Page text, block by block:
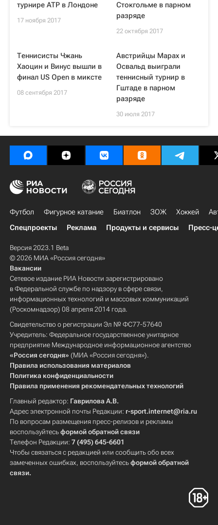
турнире ATP в Лондоне
17 ноября 2017
Стокгольме в парном
разряде
22 октября 2017
Теннисисты Чжань
Хаоцин и Винус вышли в
финал US Open в миксте
08 сентября 2017
Австрийцы Марах и
Освальд выиграли
теннисный турнир в
Гштаде в парном
разряде
30 июля 2017
Футбол Фигурное катание Биатлон ЗОЖ Хоккей
Спецпроекты
Реклама Продукты и сервисы Пресс-
Версия 2023.1 Beta
© 2026 МИА «Россия сегодня»
Вакансии
Сетевое издание РИА Новости зарегистрировано
в Федеральной службе по надзору в сфере связи,
информационных технологий и массовых коммуникаций
(Роскомнадзор) 08 апреля 2014 года.
Свидетельство о регистрации Эл № ФС77-57640
Учредитель: Федеральное государственное унитарное
предприятие Международное информационное агентство
«Россия сегодня» (МИА «Россия сегодня»).
Правила использования материалов
Политика конфиденциальности
Правила применения рекомендательных технологий
Главный редактор: Гаврилова А.В.
Адрес электронной почты Редакции: r-sport.internet@ria.ru
По вопросам размещения пресс-релизов и рекламы
воспользуйтесьформой обратной связи
Телефон Редакции: 7 (495) 645-6601
Чтобы связаться с редакцией или сообщить обо всех
замеченных ошибках, воспользуйтесьформой обратной
связи.